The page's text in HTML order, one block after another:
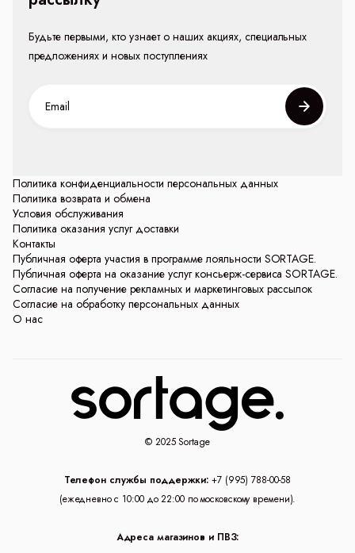
Политика конфиденциальности персональных данных
Политика возврата и обмена
Условия обслуживания
Политика оказания услуг доставки
Контакты
Публичная оферта участия в программе лояльности SORTAGE.
Публичная оферта на оказание услуг консьерж-сервиса SORTAGE.
Согласие на получение рекламных и маркетинговых рассылок
Согласие на обработку персональных данных
О нас
Будьте первыми, кто узнает о наших акциях, специальных
предложениях и новых поступлениях
© 2025 Sortage
Телефон службы поддержки: +7 (995) 788-00-58
(ежедневно с 10:00 до 22:00 по московскому времени).
Адреса магазинов и ПВЗ: